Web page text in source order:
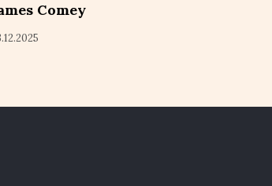
Comey